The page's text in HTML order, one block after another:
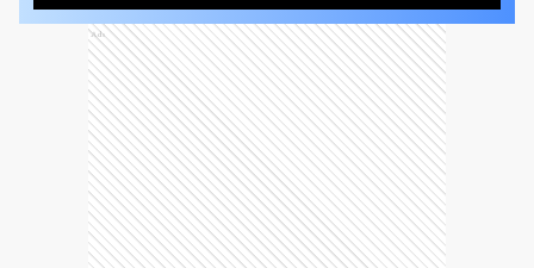
Ads